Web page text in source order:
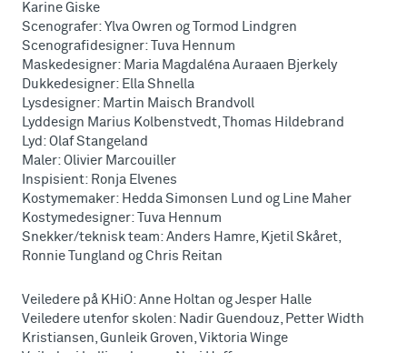
Karine Giske
Scenografer: Ylva Owren og Tormod Lindgren
Scenografidesigner: Tuva Hennum
Maskedesigner: Maria Magdaléna Auraaen Bjerkely
Dukkedesigner: Ella Shnella
Lysdesigner: Martin Maisch Brandvoll
Lyddesign Marius Kolbenstvedt, Thomas Hildebrand
Lyd: Olaf Stangeland
Maler: Olivier Marcouiller
Inspisient: Ronja Elvenes
Kostymemaker: Hedda Simonsen Lund og Line Maher
Kostymedesigner: Tuva Hennum
Snekker/teknisk team: Anders Hamre, Kjetil Skåret,
Ronnie Tungland og Chris Reitan
Veiledere på KHiO: Anne Holtan og Jesper Halle
Veiledere utenfor skolen: Nadir Guendouz, Petter Width
Kristiansen, Gunleik Groven, Viktoria Winge